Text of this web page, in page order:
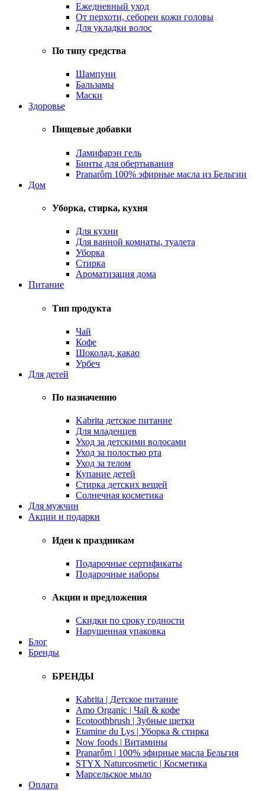
Ежедневный уход
От перхоти, себореи кожи головы
Для укладки волос
По типу средства
Шампуни
Бальзамы
Маски
Здоровье
Пищевые добавки
Ламифарэн гель
Бинты для обертывания
Pranarôm 100% эфирные масла из Бельгии
Дом
Уборка, стирка, кухня
Для кухни
Для ванной комнаты, туалета
Уборка
Стирка
Ароматизация дома
Питание
Тип продукта
Чай
Кофе
Шоколад, какао
Урбеч
Для детей
По назначению
Kabrita детское питание
Для младенцев
Уход за детскими волосами
Уход за полостью рта
Уход за телом
Купание детей
Стирка детских вещей
Солнечная косметика
Для мужчин
Акции и подарки
Идеи к праздникам
Подарочные сертификаты
Подарочные наборы
Акции и предложения
Скидки по сроку годности
Нарушенная упаковка
Блог
Бренды
БРЕНДЫ
Kabrita | Детское питание
Amo Organic | Чай & кофе
Ecotoothbrush | Зубные щетки
Etamine du Lys | Уборка & стирка
Now foods | Витамины
Pranarôm | 100% эфирные масла Бельгия
STYX Naturcosmetic | Косметика
Марсельское мыло
Оплата